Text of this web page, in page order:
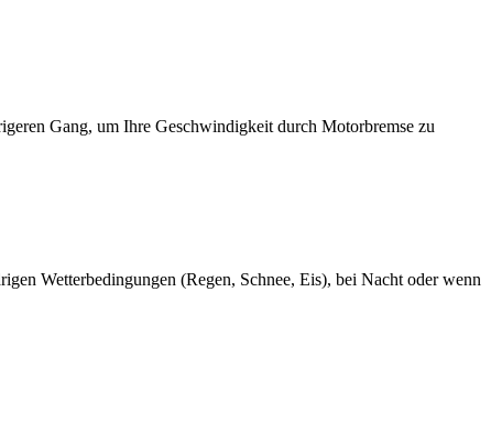
Gang, um Ihre Geschwindigkeit durch Motorbremse zu
Wetterbedingungen (Regen, Schnee, Eis), bei Nacht oder wenn